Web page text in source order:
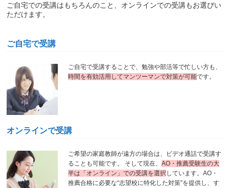
ご自宅での受講はもちろんのこと、オンラインでの受講もお選びい
ただけます。
ご自宅で受講
ご自宅で受講することで、勉強や部活等で忙しい方も、
時間を有効活用してマンツーマンで対策が可能です。
オンラインで受講
ご希望の家庭教師が遠方の場合は、ビデオ通話で受講す
ることも可能です。 そして現在、AO・推薦受験生の大
半は「オンライン」での受講を選択 しています。AO・
推薦合格に必要な“志望校に特化した対策”を提供し、す